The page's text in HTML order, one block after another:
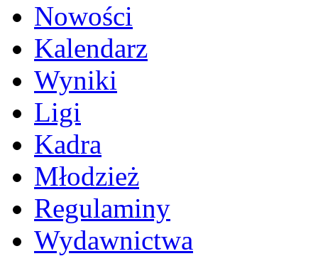
Nowości
Kalendarz
Wyniki
Ligi
Kadra
Młodzież
Regulaminy
Wydawnictwa